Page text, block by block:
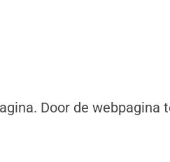
Door de